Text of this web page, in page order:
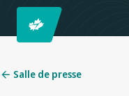
Salle de presse